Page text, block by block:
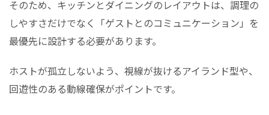
そのため、キッチンとダイニングのレイアウトは、調理の
しやすさだけでなく「ゲストとのコミュニケーション」を
最優先に設計する必要があります。
ホストが孤立しないよう、視線が抜けるアイランド型や、
回遊性のある動線確保がポイントです。